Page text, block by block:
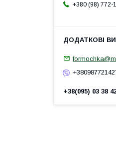
+380 (98) 772-
+38(095) 03 38